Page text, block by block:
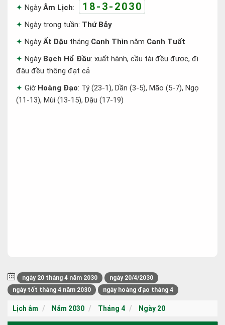
NgàyÂm Lịch: 18-3-2030
Ngày trong tuần: Thứ Bảy
NgàyẤt Dậu tháng Canh Thìn năm Canh Tuất
Ngày Bạch Hổ Đầu: xuất hành, cầu tài đều được, đi
đâu đều thông đạt cả
Giờ Hoàng Đạo: Tý (23-1), Dần (3-5), Mão (5-7), Ngọ
(11-13), Mùi (13-15), Dậu (17-19)
ngày 20 tháng 4 năm 2030
ngày 20/4/2030
ngày tốt tháng 4 năm 2030
ngày hoàng đạo tháng 4
Lịch âm Năm 2030 Tháng 4 Ngày 20